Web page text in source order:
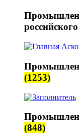
(1253)
(848)